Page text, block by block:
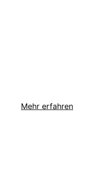
Mehr erfahren